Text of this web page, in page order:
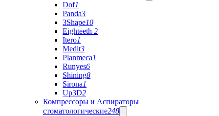
Dof1
Panda3
3Shape10
Eighteeth 2
Itero1
Medit3
Planmeca1
Runyes6
Shining8
Sirona1
Up3D2
Компрессоры и Аспираторы
стоматологические248